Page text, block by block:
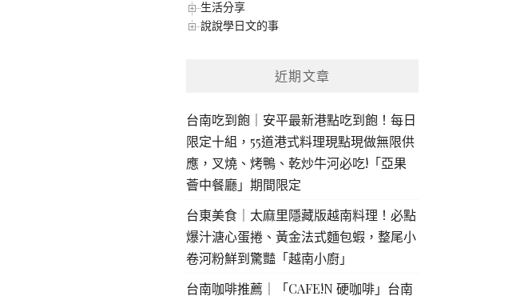
生活分享
說說學日文的事
近期文章
台南吃到飽｜安平最新港點吃到飽！每日
限定十組，55道港式料理現點現做無限供
應，叉燒、烤鴨、乾炒牛河必吃!「亞果
薈中餐廳」期間限定
台東美食｜太麻里隱藏版越南料理！必點
爆汁溏心蛋捲、黃金法式麵包蝦，整尾小
卷河粉鮮到驚豔「越南小廚」
台南咖啡推薦｜「CAFE!N 硬咖啡」台南